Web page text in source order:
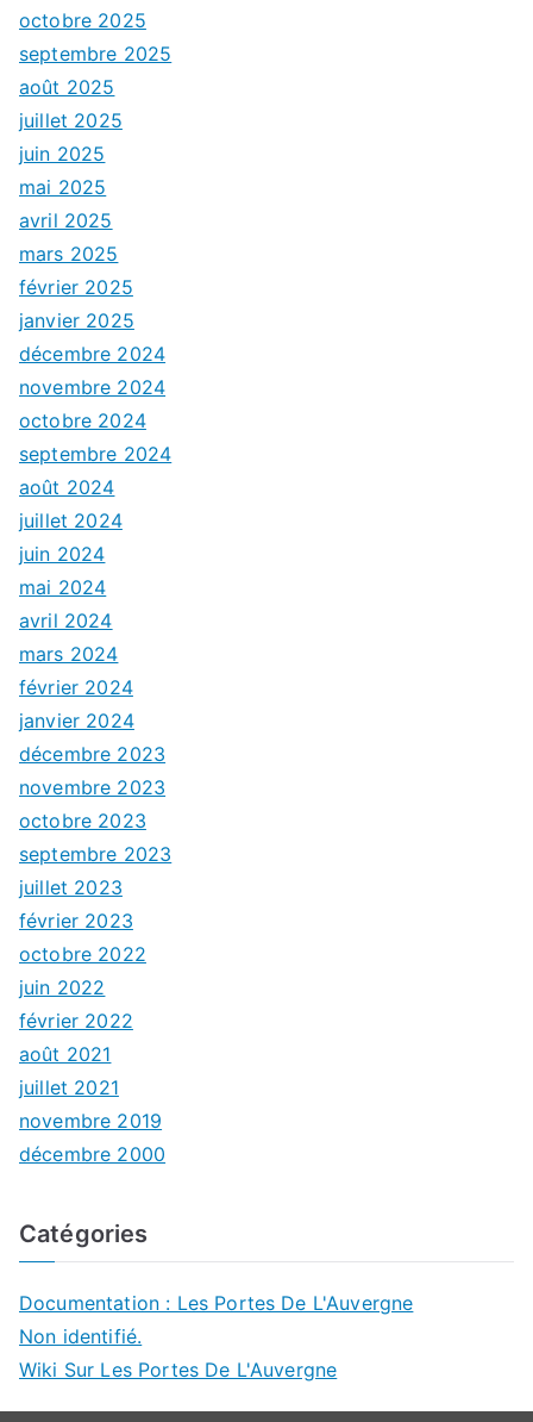
octobre 2025
septembre 2025
août 2025
juillet 2025
juin 2025
mai 2025
avril 2025
mars 2025
février 2025
janvier 2025
décembre 2024
novembre 2024
octobre 2024
septembre 2024
août 2024
juillet 2024
juin 2024
mai 2024
avril 2024
mars 2024
février 2024
janvier 2024
décembre 2023
novembre 2023
octobre 2023
septembre 2023
juillet 2023
février 2023
octobre 2022
juin 2022
février 2022
août 2021
juillet 2021
novembre 2019
décembre 2000
Catégories
Documentation : Les Portes De L'Auvergne
Non identifié.
Wiki Sur Les Portes De L'Auvergne